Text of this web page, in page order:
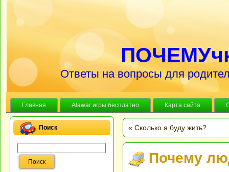
Ответы на вопросы для
Главная Alawar игры бесплатно Карта сайта
Поиск « Сколько я буду жить?
Почему